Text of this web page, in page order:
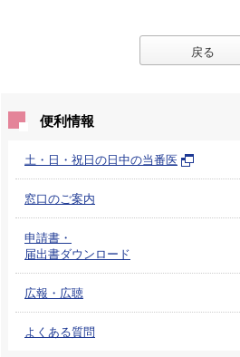
戻る
便利情報
土・日・祝日の日中の当番医
窓口のご案内
申請書・
届出書ダウンロード
広報・広聴
よくある質問